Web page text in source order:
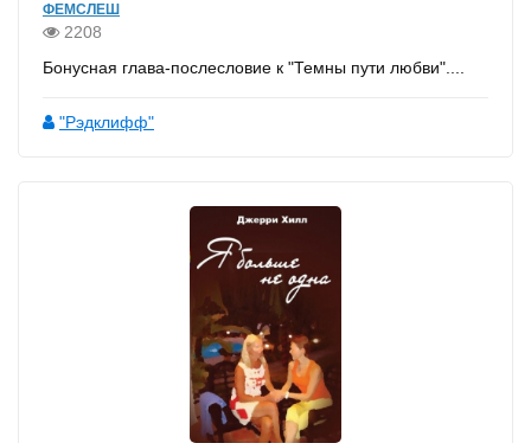
ФЕМСЛЕШ
2208
Бонусная глава-послесловие к "Темны пути любви"....
"Рэдклифф"